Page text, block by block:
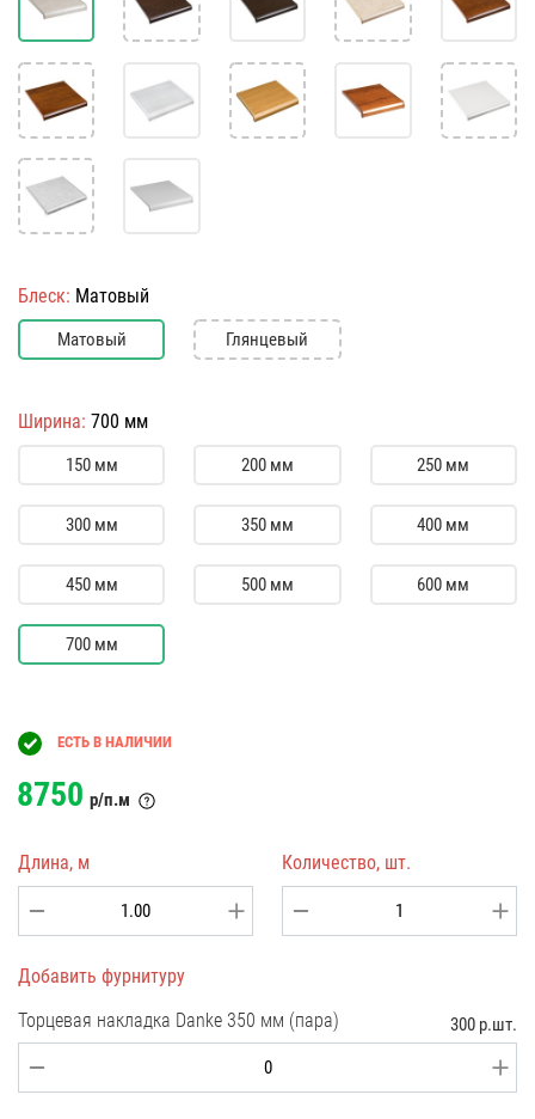
Блеск: Матовый
Матовый Глянцевый
Ширина: 700 мм
150 мм 200 мм 250 мм
300 мм 350 мм 400 мм
450 мм 500 мм 600 мм
700 мм
ЕСТЬ В НАЛИЧИИ
8750 р/п.м
Длина, м Количество, шт.
Добавить фурнитуру
Торцевая накладка Danke 350 мм (пара)
300 р.шт.